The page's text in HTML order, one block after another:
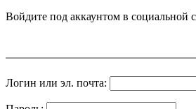
Войдите под аккаунтом в
Логин или эл. почта: